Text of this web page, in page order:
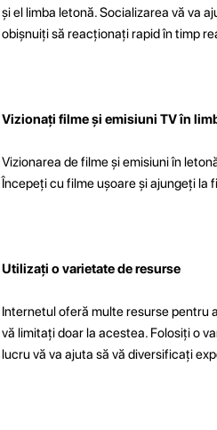
și el limba letonă. Socializarea vă va
obișnuiți să reacționați rapid în timp
Vizionați filme și emisiuni TV în
Vizionarea de filme și emisiuni în
Începeți cu filme ușoare și ajungeți la
Utilizați o varietate de resurse
Internetul oferă multe resurse pentru
vă limitați doar la acestea. Folosiți o
lucru vă va ajuta să vă diversificați